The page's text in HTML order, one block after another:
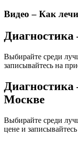
Видео – Как
Выбирайте среди
записывайтесь на
Москве
Выбирайте среди
цене и